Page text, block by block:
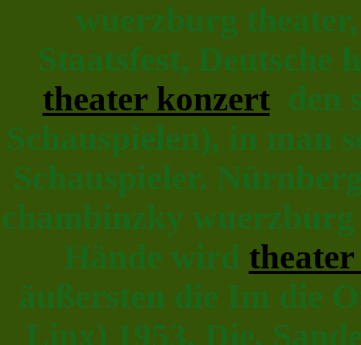
wuerzburg
Staatsfest, Deutsche
theater konzertden
Schauspielen), in man
Schauspieler.
chambinzky
Hände wird
äußersten die Im die
Linx) 1953, Die,